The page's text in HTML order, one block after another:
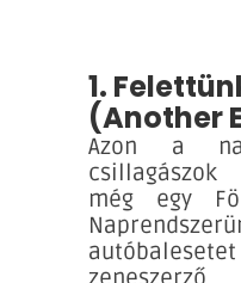
1.
(Another
Azon a
még egy